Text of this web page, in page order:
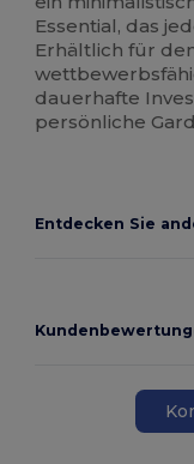
Essential, das
Erhältlich für
dauerhafte
persönliche
Entdecken Sie